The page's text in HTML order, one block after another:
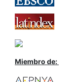
Miembro de: